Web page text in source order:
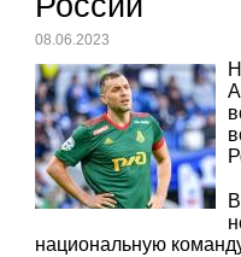
08.06.2023
национальную